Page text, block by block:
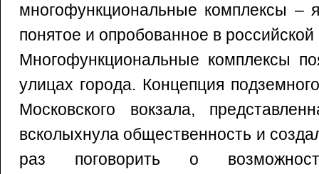
многофункциональные комплексы –
понятое и опробованное в
Многофункциональные комплексы
улицах города. Концепция
Московского вокзала,
всколыхнула общественность и
раз поговорить о